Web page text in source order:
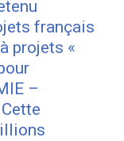
français
projets «
–